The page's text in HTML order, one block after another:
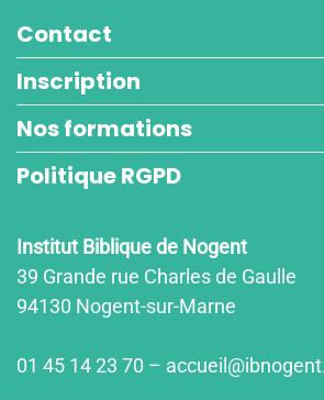
Contact
Inscription
Nos formations
Politique RGPD
Institut Biblique de Nogent
39 Grande rue Charles de Gaulle
94130 Nogent-sur-Marne
01 45 14 23 70 –